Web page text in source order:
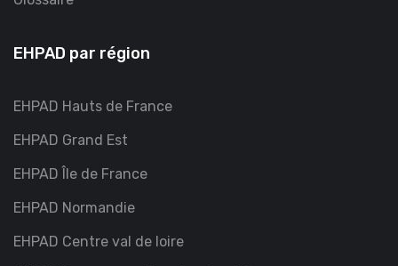
EHPAD par région
EHPAD Hauts de France
EHPAD Grand Est
EHPAD Île de France
EHPAD Normandie
EHPAD Centre val de loire